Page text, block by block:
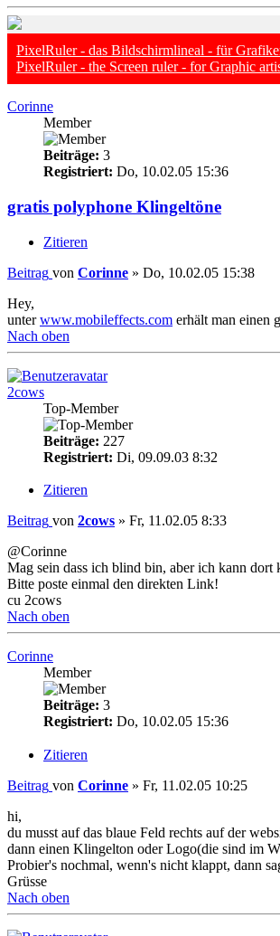
PixelRuler - das Bildschirmlineal - für
PixelRuler - the Screen ruler - for Graphic
Corinne
Member
Beiträge: 3
Registriert: Do, 10.02.05 15:36
gratis polyphone Klingeltöne
Zitieren
Beitrag von Corinne » Do, 10.02.05 15:38
Hey,
unterwww.mobileffects.com erhält man einen
Nach oben
2cows
Top-Member
Beiträge: 227
Registriert: Di, 09.09.03 8:32
Zitieren
Beitrag von 2cows » Fr, 11.02.05 8:33
@Corinne
Mag sein dass ich blind bin, aber ich kann dort
Bitte poste einmal den direkten Link!
cu 2cows
Nach oben
Corinne
Member
Beiträge: 3
Registriert: Do, 10.02.05 15:36
Zitieren
Beitrag von Corinne » Fr, 11.02.05 10:25
hi,
du musst auf das blaue Feld rechts auf der
dann einen Klingelton oder Logo(die sind im
Probier's nochmal, wenn's nicht klappt, dann
Grüsse
Nach oben